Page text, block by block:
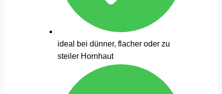
ideal bei dünner, flacher oder zu
steiler Hornhaut